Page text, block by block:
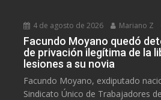
4 de agosto de 2026 Mariano Z
Facundo Moyano quedó
de privación ilegítima de la
lesiones a su novia
Facundo Moyano, exdiputado
Sindicato Único de Trabajadores